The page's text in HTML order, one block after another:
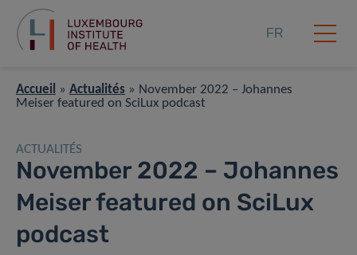
FR
Accueil » Actualités » November 2022 – Johannes
Meiser featured on SciLux podcast
ACTUALITÉS
November 2022 – Johannes
Meiser featured on SciLux
podcast